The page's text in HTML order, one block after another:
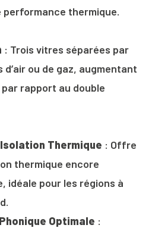
performance thermique.
: Trois vitres séparées par
d’air ou de gaz, augmentant
rapport au double
Thermique : Offre
thermique encore
idéale pour les régions à
Optimale :